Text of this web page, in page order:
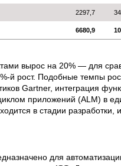
2297,7
6680,9
вырос на 20% — для
й рост. Подобные темпы
Gartner, интеграция
приложений (ALM) в
в стадии
для